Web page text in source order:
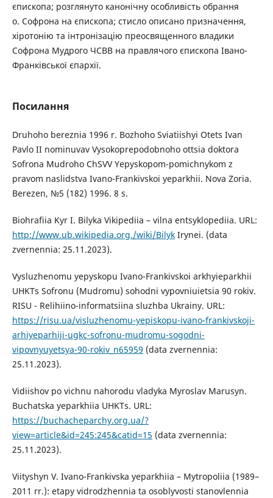
єпископа; розглянуто канонічну особливість обрання
о. Софрона на єпископа; стисло описано призначення,
хіротонію та інтронізацію преосвященного владики
Софрона Мудрого ЧСВВ на правлячого єпископа Івано-
Франківської єпархії.
Посилання
Druhoho bereznia 1996 r. Bozhoho Sviatiishyi Otets Ivan
Pavlo II nominuvav Vysokoprepodobnoho ottsia doktora
Sofrona Mudroho ChSVV Yepyskopom-pomichnykom z
pravom naslidstva Ivano-Frankivskoi yeparkhii. Nova Zoria.
Berezen, №5 (182) 1996. 8 s.
Biohrafiia Kyr I. Bilyka Vikipediia – vilna entsyklopediia. URL:
http://www.ub.wikipedia.org./wiki/BilykIrynei. (data
zvernennia: 25.11.2023).
Vysluzhenomu yepyskopu Ivano-Frankivskoi arkhyieparkhii
UHKTs Sofronu (Mudromu) sohodni vypovniuietsia 90 rokiv.
RISU - Relihiino-informatsiina sluzhba Ukrainy. URL:
https://risu.ua/visluzhenomu-yepiskopu-ivano-frankivskoji-
arhiyeparhiji-ugkc-sofronu-mudromu-sogodni-
vipovnyuyetsya-90-rokiv_n65959 (data zvernennia:
25.11.2023).
Vidiishov po vichnu nahorodu vladyka Myroslav Marusyn.
Buchatska yeparkhiia UHKTs. URL:
https://buchacheparchy.org.ua/?
view=article&id=245:245&catid=15 (data zvernennia:
25.11.2023).
Viityshyn V. Ivano-Frankivska yeparkhiia – Mytropoliia (1989–
2011 rr.): etapy vidrodzhennia ta osoblyvosti stanovlennia